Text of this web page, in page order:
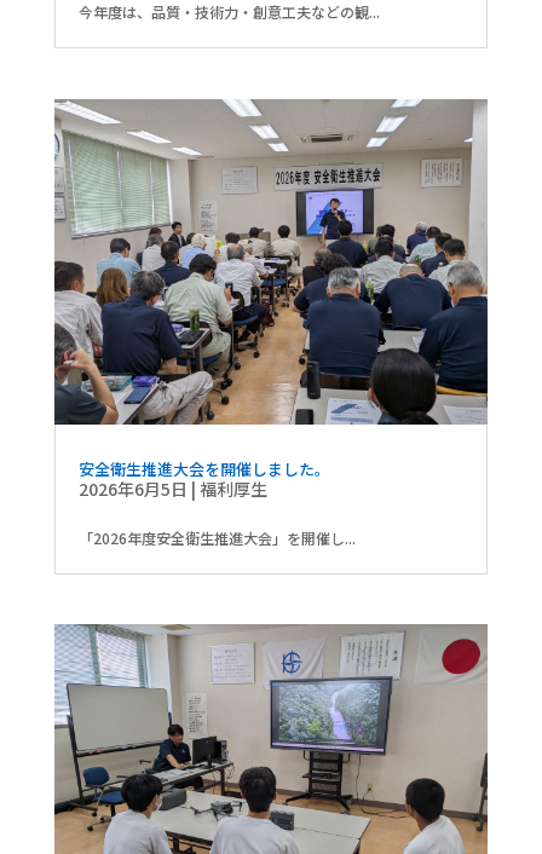
今年度は、品質・技術力・創意工夫などの観...
安全衛生推進大会を開催しました。
2026年6月5日 | 福利厚生
「2026年度安全衛生推進大会」を開催し...